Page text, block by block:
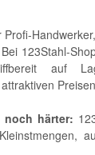
123Stahl-
auf
noch härter: